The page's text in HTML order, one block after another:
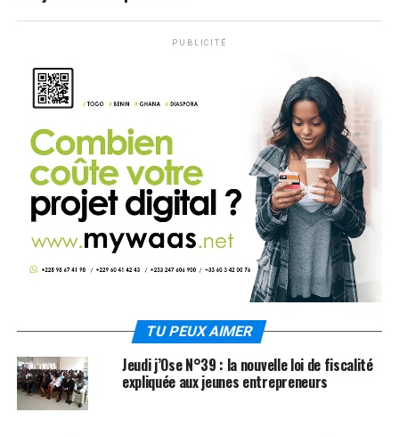
PUBLICITÉ
TU PEUX AIMER
Jeudi j’Ose N°39 : la nouvelle loi de fiscalité
expliquée aux jeunes entrepreneurs